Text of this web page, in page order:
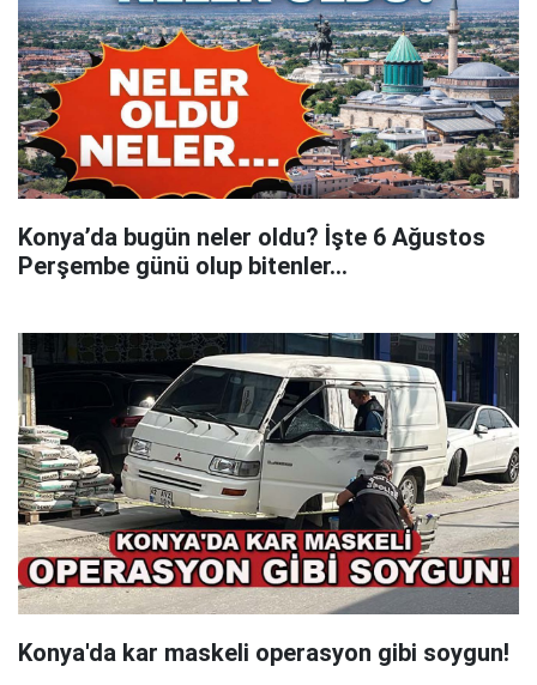
Konya’da bugün neler oldu? İşte 6 Ağustos
Perşembe günü olup bitenler…
Konya'da kar maskeli operasyon gibi soygun!